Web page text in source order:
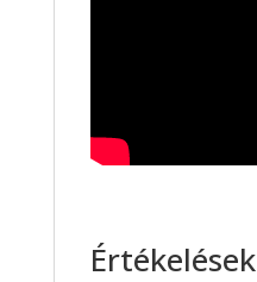
Értékelések